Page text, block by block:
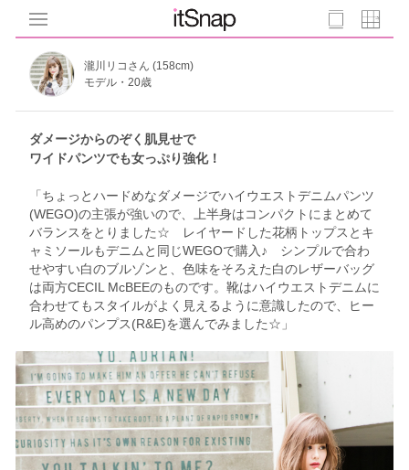
瀧川リコさん (158cm)
モデル・20歳
ダメージからのぞく肌見せで
ワイドパンツでも女っぷり強化！
「ちょっとハードめなダメージでハイウエストデニムパンツ
(WEGO)の主張が強いので、上半身はコンパクトにまとめて
バランスをとりました☆ レイヤードした花柄トップスとキ
ャミソールもデニムと同じWEGOで購入♪ シンプルで合わ
せやすい白のブルゾンと、色味をそろえた白のレザーバッグ
は両方CECIL McBEEのものです。靴はハイウエストデニムに
合わせてもスタイルがよく見えるように意識したので、ヒー
ル高めのパンプス(R&E)を選んでみました☆」